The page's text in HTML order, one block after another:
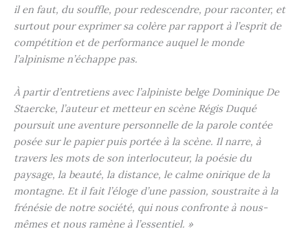
il en faut, du souffle, pour redescendre, pour raconter, et
surtout pour exprimer sa colère par rapport à l’esprit de
compétition et de performance auquel le monde
l’alpinisme n’échappe pas.
À partir d’entretiens avec l’alpiniste belge Dominique De
Staercke, l’auteur et metteur en scène Régis Duqué
poursuit une aventure personnelle de la parole contée
posée sur le papier puis portée à la scène. Il narre, à
travers les mots de son interlocuteur, la poésie du
paysage, la beauté, la distance, le calme onirique de la
montagne. Et il fait l’éloge d’une passion, soustraite à la
frénésie de notre société, qui nous confronte à nous-
mêmes et nous ramène à l’essentiel. »